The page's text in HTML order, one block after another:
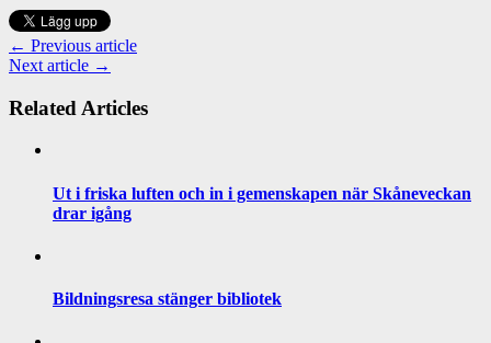
← Previous article
Next article →
Related Articles
Ut i friska luften och in i gemenskapen när Skåneveckan
drar igång
Bildningsresa stänger bibliotek